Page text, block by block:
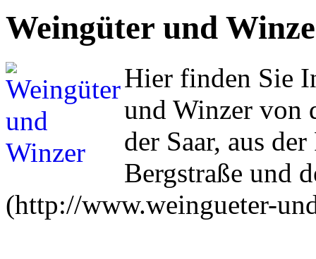
Weingüter und
Hier finden Sie
und Winzer von
der Saar, aus
Bergstraße und
(http://www.weingueter-